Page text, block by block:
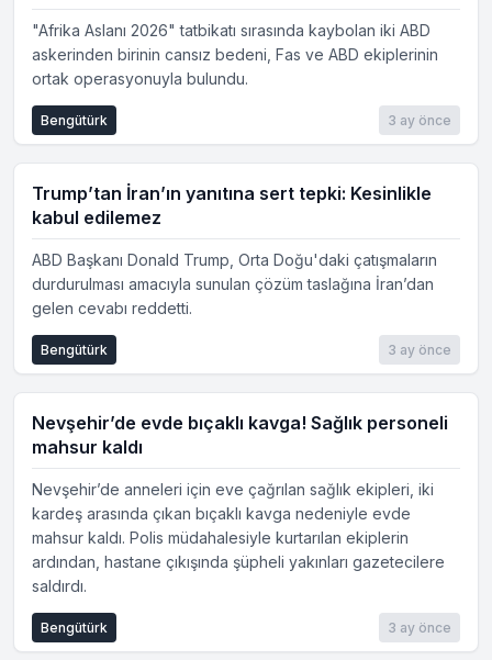
"Afrika Aslanı 2026" tatbikatı sırasında kaybolan iki ABD
askerinden birinin cansız bedeni, Fas ve ABD ekiplerinin
ortak operasyonuyla bulundu.
3 ay önce
Bengütürk
Trump’tan İran’ın yanıtına sert tepki: Kesinlikle
kabul edilemez
ABD Başkanı Donald Trump, Orta Doğu'daki çatışmaların
durdurulması amacıyla sunulan çözüm taslağına İran’dan
gelen cevabı reddetti.
3 ay önce
Bengütürk
Nevşehir’de evde bıçaklı kavga! Sağlık personeli
mahsur kaldı
Nevşehir’de anneleri için eve çağrılan sağlık ekipleri, iki
kardeş arasında çıkan bıçaklı kavga nedeniyle evde
mahsur kaldı. Polis müdahalesiyle kurtarılan ekiplerin
ardından, hastane çıkışında şüpheli yakınları gazetecilere
saldırdı.
3 ay önce
Bengütürk